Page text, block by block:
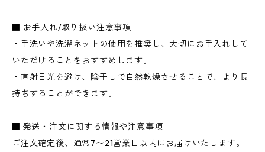
■ お手入れ/取り扱い注意事項
・手洗いや洗濯ネットの使用を推奨し、大切にお手入れして
いただけることをおすすめします。
・直射日光を避け、陰干しで自然乾燥させることで、より長
持ちすることができます。
■ 発送・注文に関する情報や注意事項
ご注文確定後、通常7〜21営業日以内にお届けいたします。